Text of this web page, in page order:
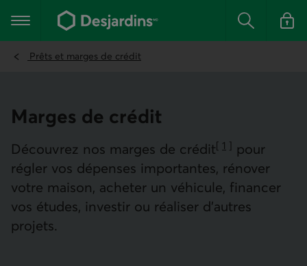
contenu
Menu principal Rechercher
Se
Prêts et marges de crédit
Marges de crédit
Découvrez nos marges de crédit[ 1 ]
Aller à la note
pour
régler vos dépenses importantes, rénover
votre maison, acheter un véhicule, financer
vos études, investir ou réaliser d’autres
projets.